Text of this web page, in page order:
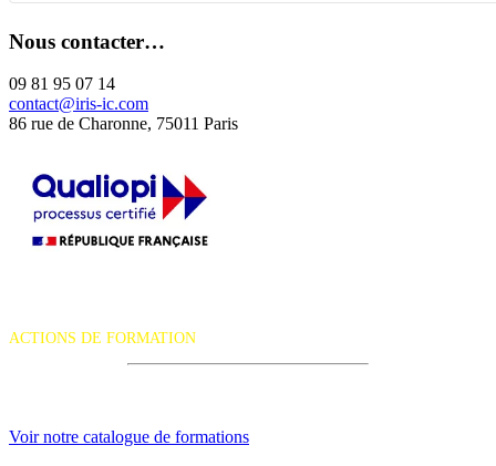
Nous contacter…
09 81 95 07 14
contact@iris-ic.com
86 rue de Charonne, 75011 Paris
ACTIONS DE FORMATION
Voir notre catalogue de formations